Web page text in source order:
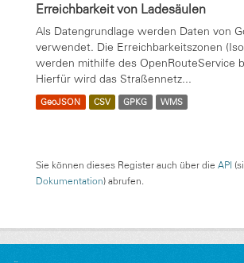
Erreichbarkeit von Ladesäulen
Als Datengrundlage werden Daten von
verwendet. Die Erreichbarkeitszonen
werden mithilfe des OpenRouteService
Hierfür wird das Straßennetz...
GeoJSON CSV GPKG WMS
Sie können dieses Register auch über die API
Dokumentation) abrufen.